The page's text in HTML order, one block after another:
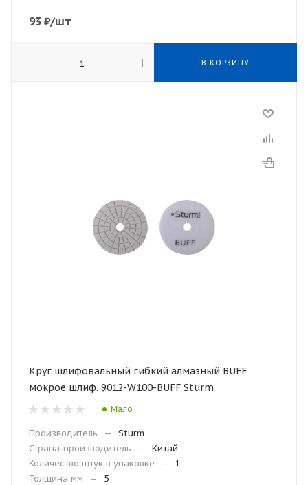
93 ₽/шт
В КОРЗИНУ
Круг шлифовальный гибкий алмазный BUFF
мокрое шлиф. 9012-W100-BUFF Sturm
Мало
Производитель —
Sturm
Страна-производитель
—
Китай
Количество штук в упаковке
—
1
Толщина мм
—
5